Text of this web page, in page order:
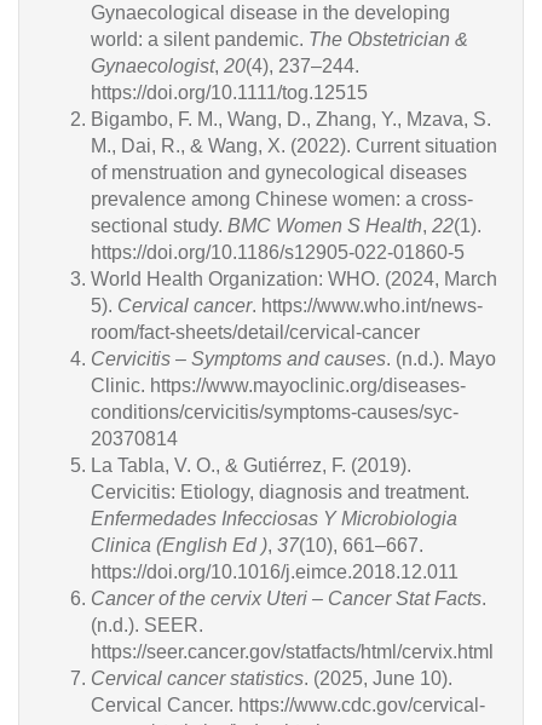
Gynaecological disease in the developing
world: a silent pandemic. The Obstetrician &
Gynaecologist, 20(4), 237–244.
https://doi.org/10.1111/tog.12515
Bigambo, F. M., Wang, D., Zhang, Y., Mzava, S.
M., Dai, R., & Wang, X. (2022). Current situation
of menstruation and gynecological diseases
prevalence among Chinese women: a cross-
sectional study. BMC Women S Health, 22(1).
https://doi.org/10.1186/s12905-022-01860-5
World Health Organization: WHO. (2024, March
5). Cervical cancer. https://www.who.int/news-
room/fact-sheets/detail/cervical-cancer
Cervicitis – Symptoms and causes. (n.d.). Mayo
Clinic. https://www.mayoclinic.org/diseases-
conditions/cervicitis/symptoms-causes/syc-
20370814
La Tabla, V. O., & Gutiérrez, F. (2019).
Cervicitis: Etiology, diagnosis and treatment.
Enfermedades Infecciosas Y Microbiologia
Clinica (English Ed ), 37(10), 661–667.
https://doi.org/10.1016/j.eimce.2018.12.011
Cancer of the cervix Uteri – Cancer Stat Facts.
(n.d.). SEER.
https://seer.cancer.gov/statfacts/html/cervix.html
Cervical cancer statistics. (2025, June 10).
Cervical Cancer. https://www.cdc.gov/cervical-